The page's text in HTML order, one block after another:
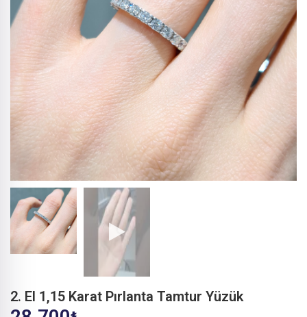
2. El 1,15 Karat Pırlanta Tamtur Yüzük